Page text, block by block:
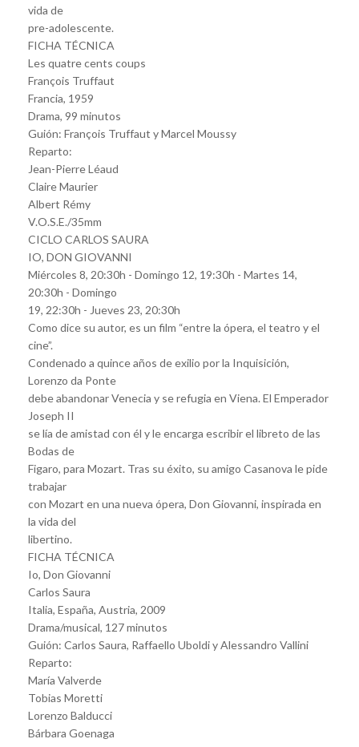
vida de
pre-adolescente.
FICHA TÉCNICA
Les quatre cents coups
François Truffaut
Francia, 1959
Drama, 99 minutos
Guión: François Truffaut y Marcel Moussy
Reparto:
Jean-Pierre Léaud
Claire Maurier
Albert Rémy
V.O.S.E./35mm
CICLO CARLOS SAURA
IO, DON GIOVANNI
Miércoles 8, 20:30h - Domingo 12, 19:30h - Martes 14,
20:30h - Domingo
19, 22:30h - Jueves 23, 20:30h
Como dice su autor, es un film “entre la ópera, el teatro y el
cine”.
Condenado a quince años de exilio por la Inquisición,
Lorenzo da Ponte
debe abandonar Venecia y se refugia en Viena. El Emperador
Joseph II
se lía de amistad con él y le encarga escribir el libreto de las
Bodas de
Figaro, para Mozart. Tras su éxito, su amigo Casanova le pide
trabajar
con Mozart en una nueva ópera, Don Giovanni, inspirada en
la vida del
libertino.
FICHA TÉCNICA
Io, Don Giovanni
Carlos Saura
Italia, España, Austria, 2009
Drama/musical, 127 minutos
Guión: Carlos Saura, Raffaello Uboldi y Alessandro Vallini
Reparto:
María Valverde
Tobias Moretti
Lorenzo Balducci
Bárbara Goenaga